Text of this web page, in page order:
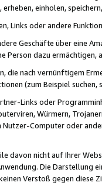
einholen,
Links oder andere
Geschäfte über eine
Person dazu
die nach vernünftigem
(zum Beispiel
Links oder
Würmern,
Computer oder
davon nicht auf Ihrer
Die Darstellung
Verstoß gegen diese